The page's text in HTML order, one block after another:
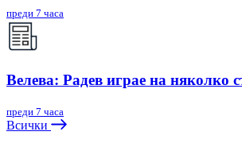
преди 7 часа
Велева: Радев играе на няколко
преди 7 часа
Всички